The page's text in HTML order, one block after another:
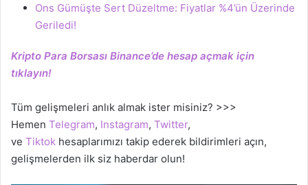
Ons Gümüşte Sert Düzeltme: Fiyatlar %4’ün Üzerinde
Geriledi!
Kripto Para Borsası Binance’de hesap açmak için
tıklayın!
Tüm gelişmeleri anlık almak ister misiniz? >>>
Hemen Telegram, Instagram, Twitter,
ve Tiktok hesaplarımızı takip ederek bildirimleri açın,
gelişmelerden ilk siz haberdar olun!